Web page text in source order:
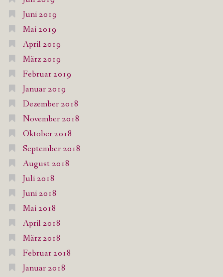
Juni 2019
Mai 2019
April 2019
März 2019
Februar 2019
Januar 2019
Dezember 2018
November 2018
Oktober 2018
September 2018
August 2018
Juli 2018
Juni 2018
Mai 2018
April 2018
März 2018
Februar 2018
Januar 2018